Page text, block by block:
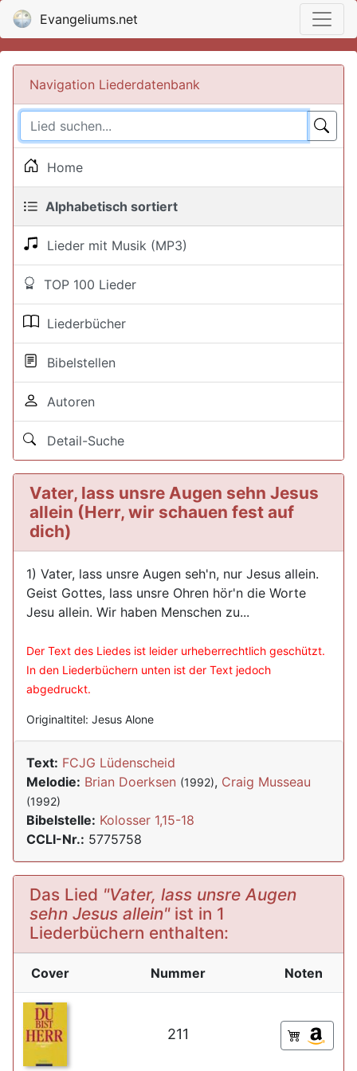
Evangeliums.net
Navigation Liederdatenbank
Home
Alphabetisch sortiert
Lieder mit Musik (MP3)
TOP 100 Lieder
Liederbücher
Bibelstellen
Autoren
Detail-Suche
Vater, lass unsre Augen sehn Jesus
allein (Herr, wir schauen fest auf
dich)
1) Vater, lass unsre Augen seh'n, nur Jesus allein.
Geist Gottes, lass unsre Ohren hör'n die Worte
Jesu allein. Wir haben Menschen zu...
Der Text des Liedes ist leider urheberrechtlich geschützt.
In den Liederbüchern unten ist der Text jedoch
abgedruckt.
Originaltitel: Jesus Alone
Text: FCJG Lüdenscheid
Melodie: Brian Doerksen (1992), Craig Musseau
(1992)
Bibelstelle: Kolosser 1,15-18
CCLI-Nr.: 5775758
Das Lied "Vater, lass unsre Augen
sehn Jesus allein"ist in 1
Liederbüchern enthalten:
Cover Nummer Noten
211